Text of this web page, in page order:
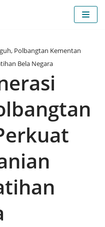
Polbangtan Kementan
Bela Negara